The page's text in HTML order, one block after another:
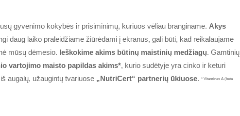
gyvenimo kokybės ir prisiminimų, kuriuos vėliau branginame. Akys
daug laiko praleidžiame žiūrėdami į ekranus, gali būti, kad reikalaujame
mūsų dėmesio. Ieškokime akims būtinų maistinių medžiagų. Gamtinių
vartojimo maisto papildas akims*, kurio sudėtyje yra cinko ir keturi
augalų, užaugintų tvariuose „NutriCert“ partnerių ūkiuose.* Vitaminas A (beta